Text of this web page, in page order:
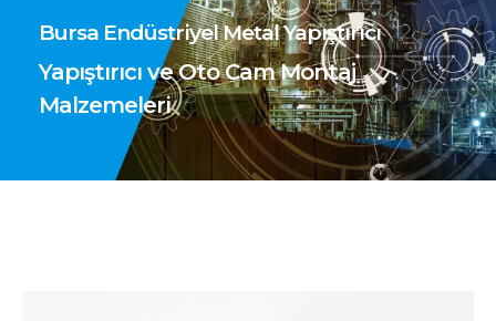
Bursa Endüstriyel Metal Yapıştırıcı
Yapıştırıcı ve Oto Cam Montaj
Malzemeleri